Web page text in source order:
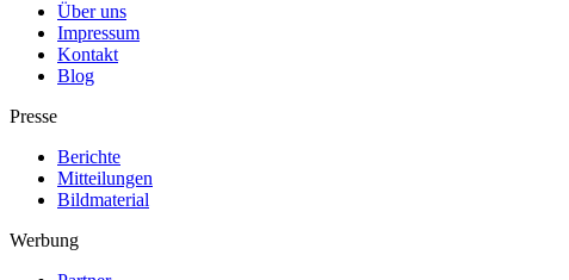
Über uns
Impressum
Kontakt
Blog
Presse
Berichte
Mitteilungen
Bildmaterial
Werbung